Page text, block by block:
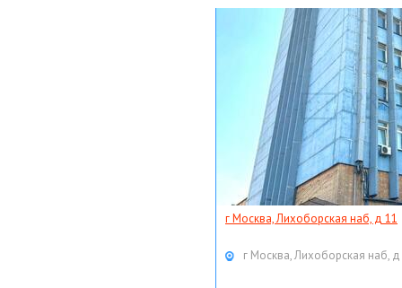
г Москва, Лихоборская наб, д 11
г Москва, Лихоборская наб,